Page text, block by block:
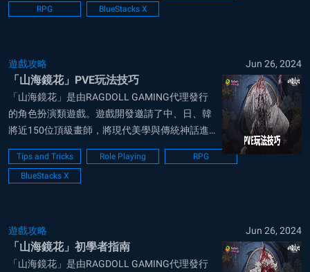
性，搭配每個鏡靈獨有的技能，創造出千變萬化
RPG
BlueStacks X
遊戲攻略 Jun 26, 2024
「山海鏡花」PVE玩法技巧
「山海鏡花」是由RAGDOLL GAMING代理發行
的角色扮演類遊戲。遊戲開發邀請了中、日、韓
將近150位頂級畫師，將現代美學與傳統神話進
行完美融合，打造出有別於既定刻板印象的全新
視覺，細膩刻畫遊戲場景，對於出場主角與鏡靈
的精雕細琢，突破傳統，帶來全新的山海世界。
Tips and Tricks Role Playing
RPG
BlueStacks X
遊戲攻略 Jun 26, 2024
「山海鏡花」初學者指南
「山海鏡花」是由RAGDOLL GAMING代理發行